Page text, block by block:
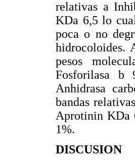
relativas a
KDa 6,5 lo
poca o no
hidrocoloides.
pesos
Fosforilasa b
Anhidrasa
bandas
Aprotinin KDa
1%.
DISCUSION